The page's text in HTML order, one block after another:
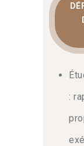
: